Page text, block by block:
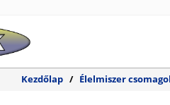
Kezdőlap / Élelmiszer